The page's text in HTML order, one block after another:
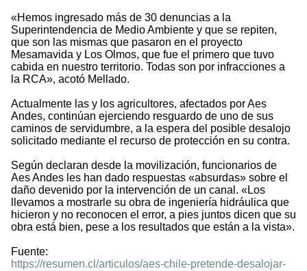
«Hemos ingresado más de 30 denuncias a la
Superintendencia de Medio Ambiente y que se repiten,
que son las mismas que pasaron en el proyecto
Mesamavida y Los Olmos, que fue el primero que tuvo
cabida en nuestro territorio. Todas son por infracciones a
la RCA», acotó Mellado.
Actualmente las y los agricultores, afectados por Aes
Andes, continúan ejerciendo resguardo de uno de sus
caminos de servidumbre, a la espera del posible desalojo
solicitado mediante el recurso de protección en su contra.
Según declaran desde la movilización, funcionarios de
Aes Andes les han dado respuestas «absurdas» sobre el
daño devenido por la intervención de un canal. «Los
llevamos a mostrarle su obra de ingeniería hidráulica que
hicieron y no reconocen el error, a pies juntos dicen que su
obra está bien, pese a los resultados que están a la vista».
Fuente:
https://resumen.cl/articulos/aes-chile-pretende-desalojar-